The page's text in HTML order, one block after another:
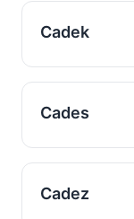
Cadek
Cades
Cadez